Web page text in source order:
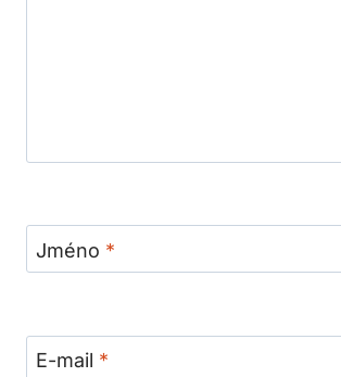
Jméno *
E-mail *